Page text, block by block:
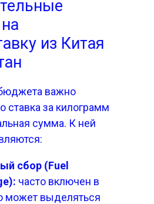
важно
ставка за килограмм
сумма. К ней
сбор (Fuel
часто включен в
может выделяться
из Китая